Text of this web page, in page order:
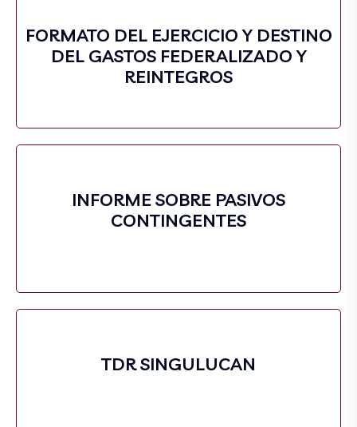
FORMATO DEL EJERCICIO Y DESTINO
DEL GASTOS FEDERALIZADO Y
REINTEGROS
INFORME SOBRE PASIVOS
CONTINGENTES
TDR SINGULUCAN